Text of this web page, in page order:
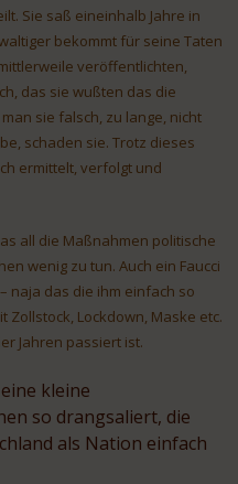
Sie saß eineinhalb Jahre in
bekommt für seine Taten
veröffentlichten,
das sie wußten das die
sie falsch, zu lange, nicht
schaden sie. Trotz dieses
ermittelt, verfolgt und
all die Maßnahmen politische
wenig zu tun. Auch ein Faucci
naja das die ihm einfach so
Zollstock, Lockdown, Maske etc.
Jahren passiert ist.
kleine
so drangsaliert, die
als Nation einfach